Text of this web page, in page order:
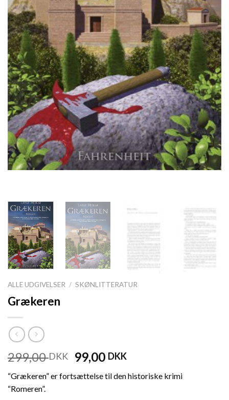
ALLE UDGIVELSER / SKØNLITTERATUR
Grækeren
299,00DKK 99,00 DKK
“Grækeren” er fortsættelse til den historiske krimi
“Romeren”.